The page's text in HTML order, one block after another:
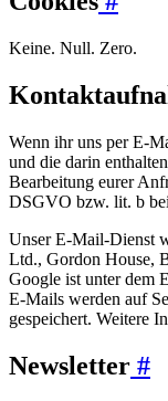
Keine. Null. Zero.
Wenn ihr uns per E-
und die darin
Bearbeitung eurer
DSGVO bzw. lit. b
Unser E-Mail-Dienst
Ltd., Gordon House,
Google ist unter dem
E-Mails werden auf
gespeichert. Weitere
Newsletter #